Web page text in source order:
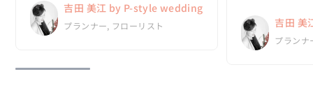
し、インタビューや...
吉田 美江 by P-style wedding
プランナー, フローリスト
ご縁があったらま
す。...
吉田
プランナ